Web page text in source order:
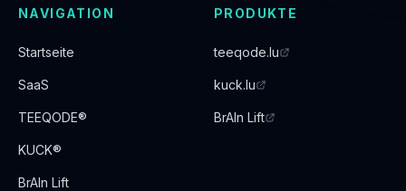
NAVIGATION
Startseite
SaaS
TEEQODE®
KUCK®
BrAIn Lift
PRODUKTE
teeqode.lu
kuck.lu
BrAIn Lift